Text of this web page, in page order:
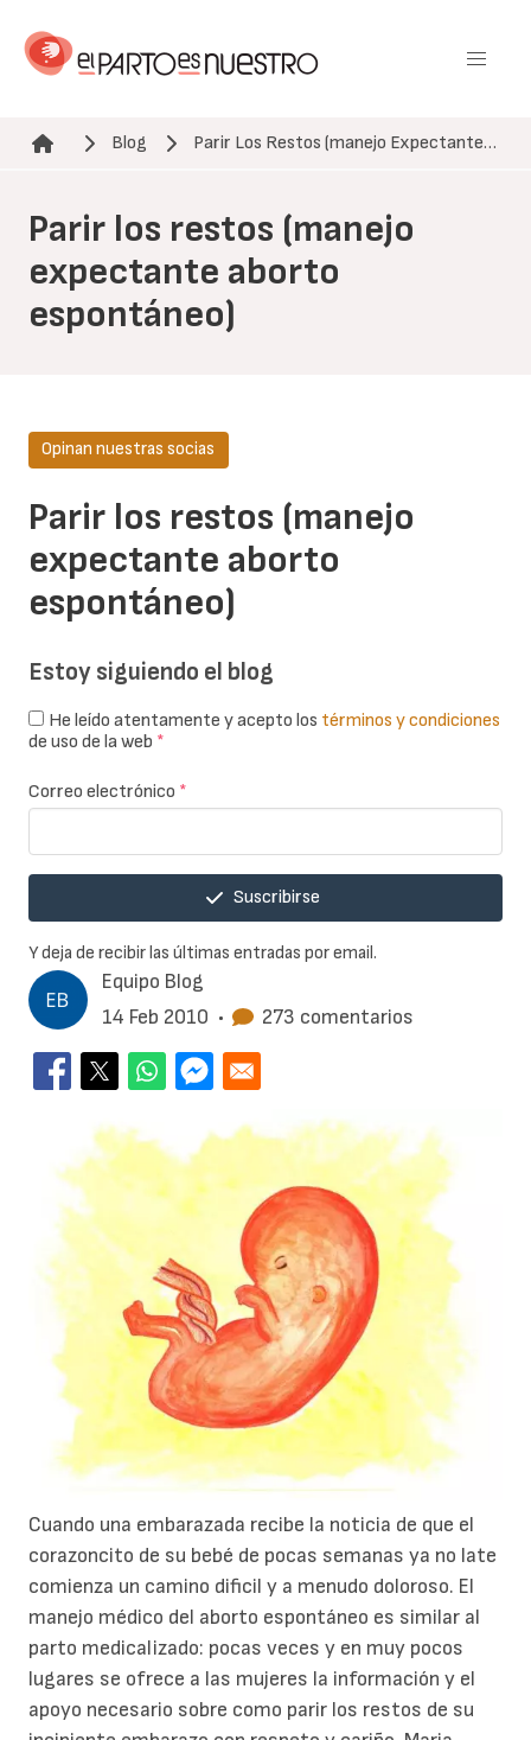
contenido
Ruta de navegación
Blog Parir Los Restos (manejo Expectante…
Parir los restos (manejo
expectante aborto
espontáneo)
Equipo Blog
14 Feb 2010 • 273 comentarios
Parir los restos (manejo
expectante aborto
espontáneo)
Opinan nuestras socias
Cuando una embarazada recibe la noticia de que el
corazoncito de su bebé de pocas semanas ya no late
comienza un camino dificil y a menudo doloroso. El
manejo médico del aborto espontáneo es similar al
parto medicalizado: pocas veces y en muy pocos
lugares se ofrece a las mujeres la información y el
apoyo necesario sobre como parir los restos de su
Estoy siguiendo el blog
He leído atentamente y acepto los términos y condiciones
de uso de la web *
Correo electrónico *
Suscribirse
Y deja de recibir las últimas entradas por email.